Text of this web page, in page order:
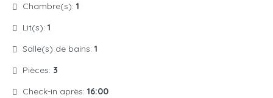
Chambre(s): 1
Lit(s): 1
Salle(s) de bains: 1
Pièces: 3
Check-in après: 16:00